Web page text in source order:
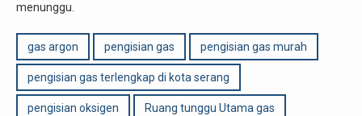
menunggu.
gas argon pengisian gas pengisian gas murah
pengisian gas terlengkap di kota serang
pengisian oksigen Ruang tunggu Utama gas